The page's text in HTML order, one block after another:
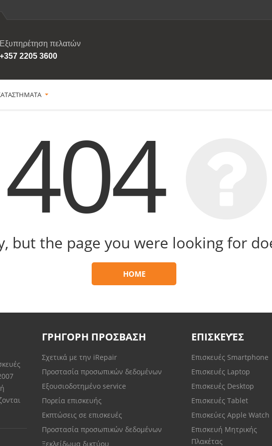
Εξυπηρέτηση πελατών
+357 2205 3600
404
but the page you were looking for
HOME
ΓΡΗΓΟΡΗ ΠΡΟΣΒΑΣΗ
Σχετικά με την iRepair
Προστασία προσωπικών δεδομένων
Εξουσιοδοτημένο service
Πορεία επισκευής
Εκπτώσεις σε επισκευές
Προστασία προσωπικών δεδομένων
Ξεκλείδωμα δικτύου
ΕΠΙΣΚΕΥΈΣ
Επισκευές Smartphone
Επισκευές Laptop
Επισκευές Desktop
Επισκευές Tablet
Επισκεύες Apple Watch
Επισκευή Μητρικής
Πλακέτας